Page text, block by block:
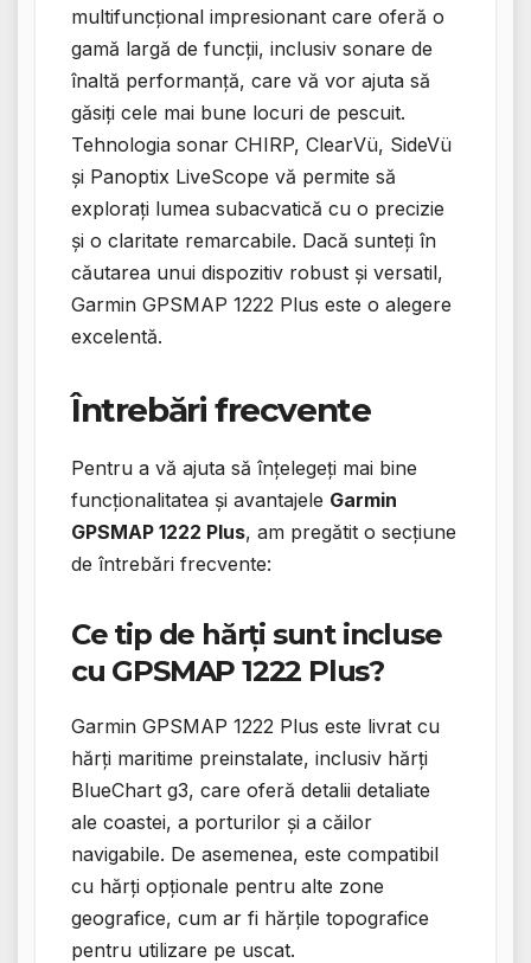
multifuncțional impresionant care oferă o
gamă largă de funcții, inclusiv sonare de
înaltă performanță, care vă vor ajuta să
găsiți cele mai bune locuri de pescuit.
Tehnologia sonar CHIRP, ClearVü, SideVü
și Panoptix LiveScope vă permite să
explorați lumea subacvatică cu o precizie
și o claritate remarcabile. Dacă sunteți în
căutarea unui dispozitiv robust și versatil,
Garmin GPSMAP 1222 Plus este o alegere
excelentă.
Întrebări frecvente
Pentru a vă ajuta să înțelegeți mai bine
funcționalitatea și avantajele Garmin
GPSMAP 1222 Plus, am pregătit o secțiune
de întrebări frecvente:
Ce tip de hărți sunt incluse
cu GPSMAP 1222 Plus?
Garmin GPSMAP 1222 Plus este livrat cu
hărți maritime preinstalate, inclusiv hărți
BlueChart g3, care oferă detalii detaliate
ale coastei, a porturilor și a căilor
navigabile. De asemenea, este compatibil
cu hărți opționale pentru alte zone
geografice, cum ar fi hărțile topografice
pentru utilizare pe uscat.